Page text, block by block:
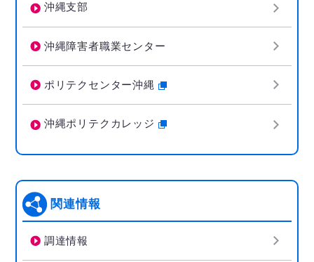
沖縄支部
沖縄障害者職業センター
ポリテクセンター沖縄
沖縄ポリテクカレッジ
関連情報
調達情報